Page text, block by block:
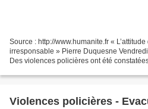
Source : http://www.humanite.fr «
irresponsable » Pierre Duquesne
Des violences policières ont été
Violences policières -